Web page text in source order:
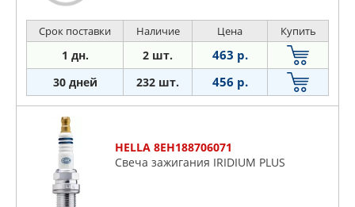
Срок поставки Наличие Цена Купить
1 дн. 2 шт. 463 р.
30 дней 232 шт. 456 р.
HELLA 8EH188706071
Свеча зажигания IRIDIUM PLUS